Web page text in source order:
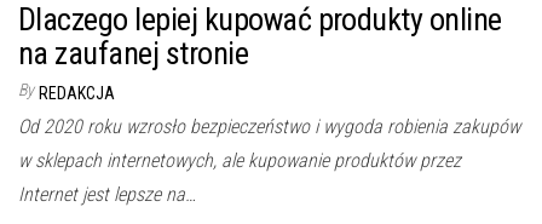
Dlaczego lepiej kupować produkty online
na zaufanej stronie
By REDAKCJA
Od 2020 roku wzrosło bezpieczeństwo i wygoda robienia zakupów
w sklepach internetowych, ale kupowanie produktów przez
Internet jest lepsze na…